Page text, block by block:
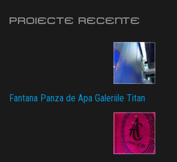
PROIECTE RECENTE
Fantana Panza de Apa Galeriile Titan